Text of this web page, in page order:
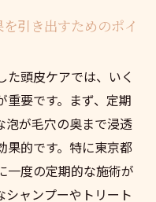
引き出すためのポイ
た頭皮ケアでは、いく
重要です。まず、定期
泡が毛穴の奥まで浸透
果的です。特に東京都
一度の定期的な施術が
ャンプーやトリート